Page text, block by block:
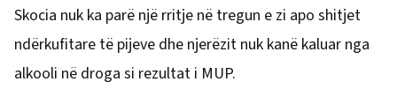
Skocia nuk ka parë një rritje në tregun e zi apo shitjet
ndërkufitare të pijeve dhe njerëzit nuk kanë kaluar nga
alkooli në droga si rezultat i MUP.